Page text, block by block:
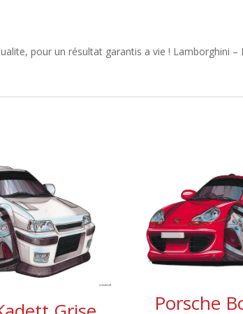
pour un résultat garantis a vie ! Lamborghini –
Porsche